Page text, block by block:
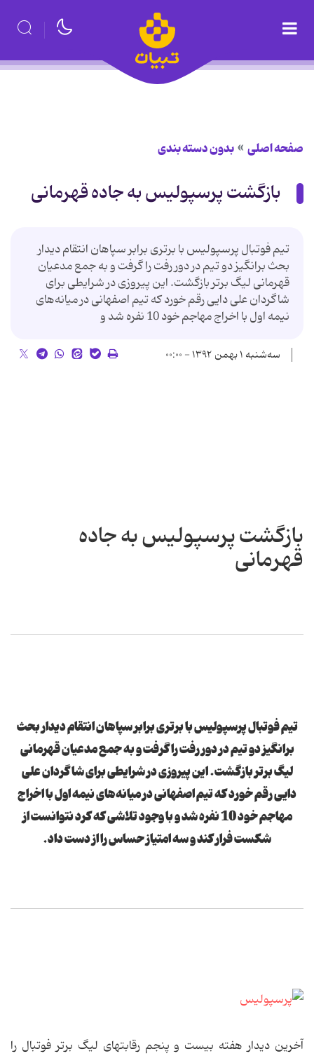
صفحه اصلی بدون دسته بندی
بازگشت پرسپولیس به جاده قهرمانی
تیم فوتبال پرسپولیس با برتری برابر سپاهان انتقام دیدار
بحث برانگیز دو تیم در دور رفت را گرفت و به جمع مدعیان
قهرمانی لیگ برتر بازگشت. این پیروزی در شرایطی برای
شاگردان علی دایی رقم خورد که تیم اصفهانی در میانه‌های
نیمه اول با اخراج مهاجم خود 10 نفره شد و
سه‌شنبه ۱ بهمن ۱۳۹۲ - ۰۰:۰۰
بازگشت پرسپولیس به جاده
قهرمانی
تیم فوتبال پرسپولیس با برتری برابر سپاهان انتقام دیدار بحث
برانگیز دو تیم در دور رفت را گرفت و به جمع مدعیان قهرمانی
لیگ برتر بازگشت. این پیروزی در شرایطی برای شاگردان علی
دایی رقم خورد که تیم اصفهانی در میانه‌های نیمه اول با اخراج
مهاجم خود 10 نفره شد و با وجود تلاشی که کرد نتوانست از
شکست فرار کند و سه امتیاز حساس را از دست داد.
آخرین دیدار هفته بیست و پنجم رقابتهای لیگ برتر فوتبال را